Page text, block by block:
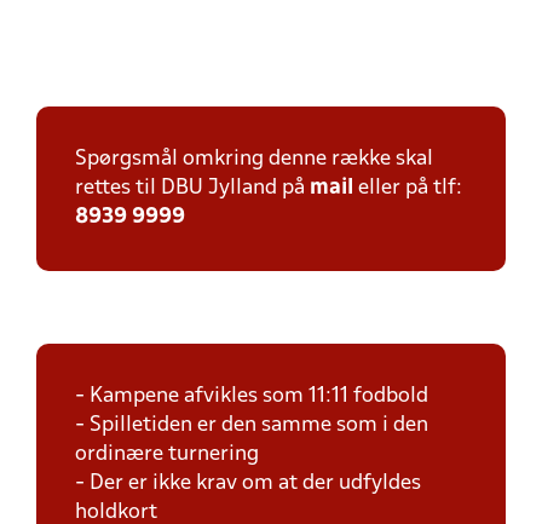
Spørgsmål omkring denne række skal
rettes til DBU Jylland på mail eller på tlf:
8939 9999
- Kampene afvikles som 11:11 fodbold
- Spilletiden er den samme som i den
ordinære turnering
- Der er ikke krav om at der udfyldes
holdkort